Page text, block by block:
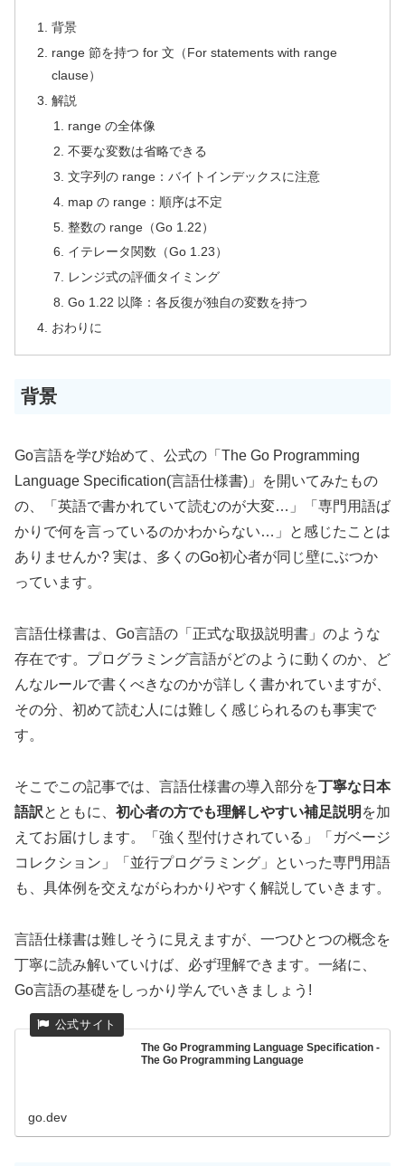
背景
range 節を持つ for 文（For statements with range
clause）
解説
range の全体像
不要な変数は省略できる
文字列の range：バイトインデックスに注意
map の range：順序は不定
整数の range（Go 1.22）
イテレータ関数（Go 1.23）
レンジ式の評価タイミング
Go 1.22 以降：各反復が独自の変数を持つ
おわりに
背景
Go言語を学び始めて、公式の「The Go Programming
Language Specification(言語仕様書)」を開いてみたもの
の、「英語で書かれていて読むのが大変…」「専門用語ば
かりで何を言っているのかわからない…」と感じたことは
ありませんか? 実は、多くのGo初心者が同じ壁にぶつか
っています。
言語仕様書は、Go言語の「正式な取扱説明書」のような
存在です。プログラミング言語がどのように動くのか、ど
んなルールで書くべきなのかが詳しく書かれていますが、
その分、初めて読む人には難しく感じられるのも事実で
す。
そこでこの記事では、言語仕様書の導入部分を丁寧な日本
語訳とともに、 初心者の方でも理解しやすい補足説明 を加
えてお届けします。「強く型付けされている」「ガベージ
コレクション」「並行プログラミング」といった専門用語
も、具体例を交えながらわかりやすく解説していきます。
言語仕様書は難しそうに見えますが、一つひとつの概念を
丁寧に読み解いていけば、必ず理解できます。一緒に、
Go言語の基礎をしっかり学んでいきましょう!
The Go Programming Language Specification -
The Go Programming Language
go.dev